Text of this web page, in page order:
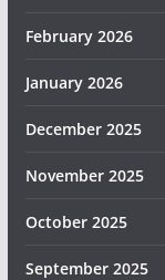
February 2026
January 2026
December 2025
November 2025
October 2025
September 2025